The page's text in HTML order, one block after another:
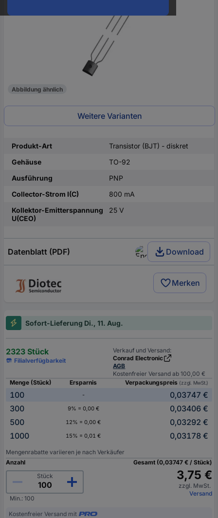
Abbildung ähnlich
Weitere Varianten
Produkt-Art
Transistor (BJT) - diskret
Gehäuse
TO-92
Ausführung
PNP
Collector-Strom I(C)
800 mA
Kollektor-Emitterspannung
U(CEO)
25 V
Datenblatt (PDF) Download
Merken
Sofort-Lieferung Di., 11. Aug.
2323 Stück
Filialverfügbarkeit
Verkauf und Versand:
Conrad Electronic
AGB
Kostenfreier Versand ab 100,00 €
Menge (Stück)
Ersparnis Verpackungspreis (zzgl. MwSt.)
100 -
0,03747 €
300
9% = 0,00 €
0,03406 €
500
12% = 0,00 €
0,03292 €
1000
15% = 0,01 € 0,03178 €
Mengenrabatte variieren je nach Verkäufer
Anzahl
Stück
Min.: 100
Gesamt (0,03747 € / Stück)
3,75 €
zzgl. MwSt.
Versand
Kostenfreier Versand mit